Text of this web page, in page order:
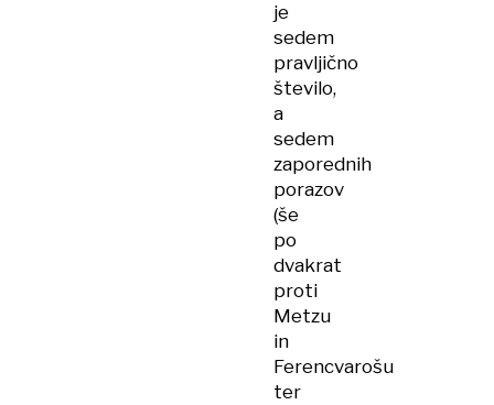
je
sedem
pravljično
število,
a
sedem
zaporednih
porazov
(še
po
dvakrat
proti
Metzu
in
Ferencvarošu
ter